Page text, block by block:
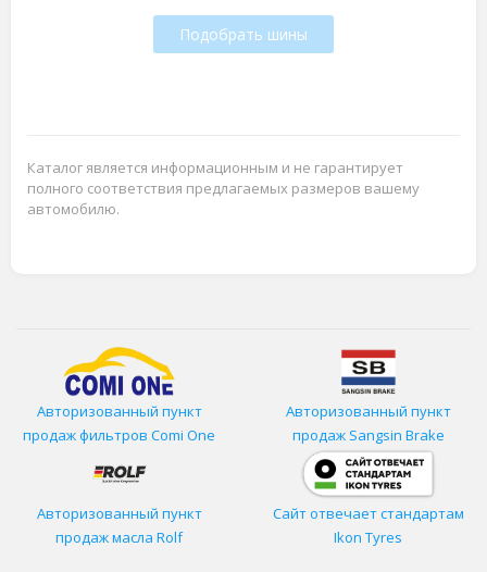
Подобрать шины
Каталог является информационным и не гарантирует
полного соответствия предлагаемых размеров вашему
автомобилю.
Авторизованный пункт
продаж фильтров Comi One
Авторизованный пункт
продаж Sangsin Brake
Авторизованный пункт
продаж масла Rolf
Сайт отвечает стандартам
Ikon Tyres